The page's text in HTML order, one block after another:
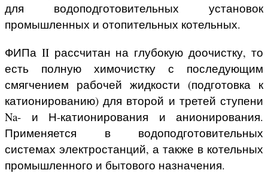
для водоподготовительных установок
промышленных и отопительных котельных.
ФИПа II рассчитан на глубокую доочистку, то
есть полную химочистку с последующим
смягчением рабочей жидкости (подготовка к
катионированию) для второй и третей ступени
Na- и Н-катионирования и анионирования.
Применяется в водоподготовительных
системах электростанций, а также в котельных
промышленного и бытового назначения.